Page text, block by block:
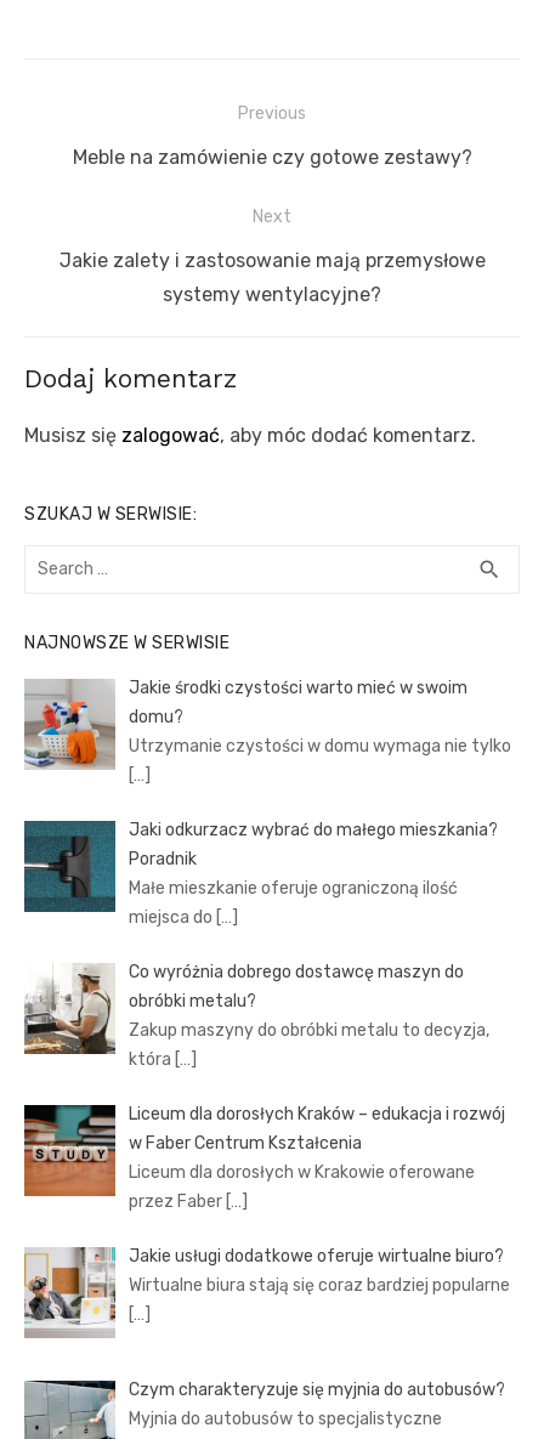
wpisu
Previous
Previous
Meble na zamówienie czy gotowe zestawy?
Next
Next
Jakie zalety i zastosowanie mają przemysłowe
systemy wentylacyjne?
Dodaj komentarz
Musisz się zalogować, aby móc dodać komentarz.
SZUKAJ W SERWISIE:
Search
search
NAJNOWSZE W SERWISIE
Jakie środki czystości warto mieć w swoim
domu?
Utrzymanie czystości w domu wymaga nie tylko
[…]
Jaki odkurzacz wybrać do małego mieszkania?
Poradnik
Małe mieszkanie oferuje ograniczoną ilość
miejsca do […]
Co wyróżnia dobrego dostawcę maszyn do
obróbki metalu?
Zakup maszyny do obróbki metalu to decyzja,
która […]
Liceum dla dorosłych Kraków – edukacja i rozwój
w Faber Centrum Kształcenia
Liceum dla dorosłych w Krakowie oferowane
przez Faber […]
Jakie usługi dodatkowe oferuje wirtualne biuro?
Wirtualne biura stają się coraz bardziej popularne
[…]
Czym charakteryzuje się myjnia do autobusów?
Myjnia do autobusów to specjalistyczne